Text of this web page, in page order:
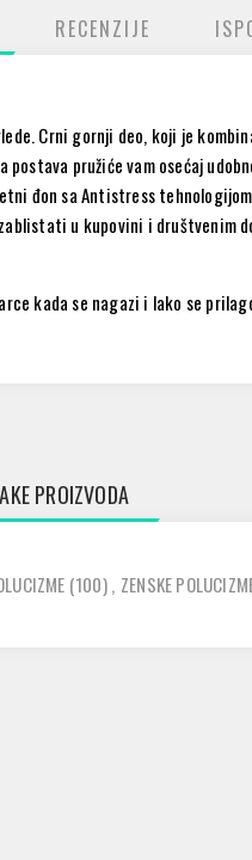
RECENZIJE
Crni gornji deo, koji je
pružiće vam osećaj
đon saAntistress
u kupovini i društvenim
kada se nagazi i lako se
PROIZVODA
(100), ZENSKE